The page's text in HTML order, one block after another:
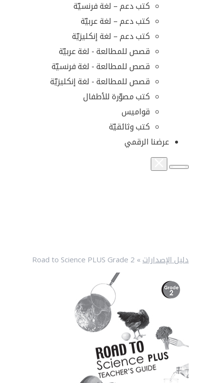
كتب دعم – لغة فرنسيّة
كتب دعم – لغة عربيّة
كتب دعم – لغة إنكليزيّة
قصص للمطالعة - لغة عربيّة
قصص للمطالعة - لغة فرنسيّة
قصص للمطالعة - لغة إنكليزيّة
كتب مصوّرة للأطفال
قواميس
كتب وثائقيّة
عرضنا الرقمي
دليل الإصدارات »
Road to Science PLUS Grade 2